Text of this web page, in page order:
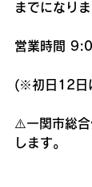
までになりま
営業時間
(※初日12日
⚠️一関市総合
します。